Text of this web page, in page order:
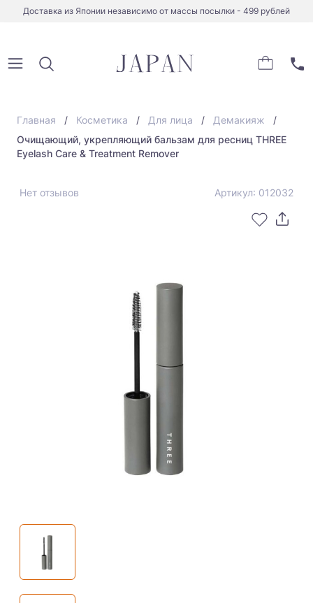
Доставка из Японии независимо от массы посылки - 499 рублей
Главная Косметика Для лица
Демакияж
Очищающий, укрепляющий бальзам для ресниц THREE
Eyelash Care & Treatment Remover
Нет отзывов Артикул: 012032